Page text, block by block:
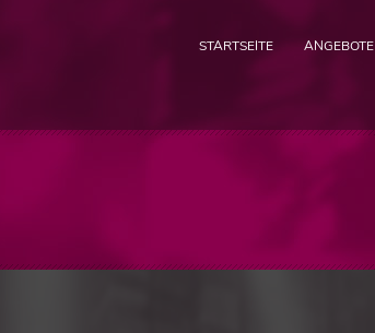
STARTSEITE ANGEBOTE